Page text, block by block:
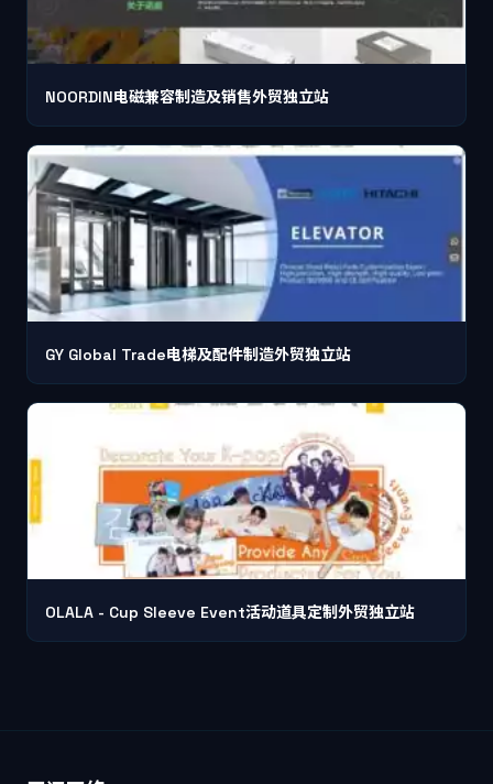
NOORDIN电磁兼容制造及销售外贸独立站
GY Global Trade电梯及配件制造外贸独立站
OLALA - Cup Sleeve Event活动道具定制外贸独立站